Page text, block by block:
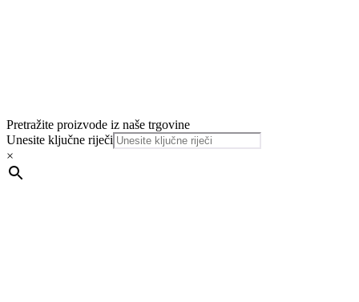
Pretražite proizvode iz naše trgovine
Unesite ključne riječi
×